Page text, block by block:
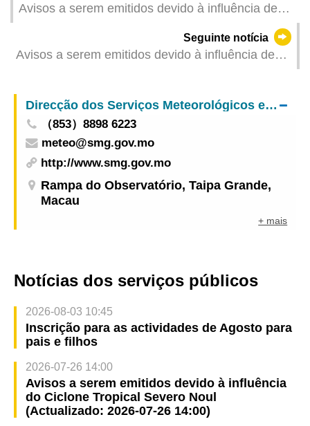
Avisos a serem emitidos devido à influência de
Seguinte notícia
Avisos a serem emitidos devido à influência de
Direcção dos Serviços Meteorológicos e Geofísicos
（853）8898 6223
meteo@smg.gov.mo
http://www.smg.gov.mo
Rampa do Observatório, Taipa Grande,
Macau
+ mais
Notícias dos serviços públicos
2026-08-03 10:45
Inscrição para as actividades de Agosto para
pais e filhos
2026-07-26 14:00
Avisos a serem emitidos devido à influência
do Ciclone Tropical Severo Noul
(Actualizado: 2026-07-26 14:00)